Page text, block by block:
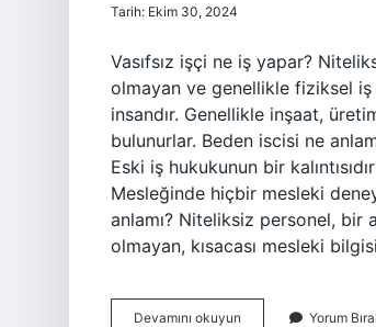
Tarih: Ekim 30, 2024
Vasıfsız işçi ne iş yapar?
olmayan ve genellikle fiziksel
insandır. Genellikle inşaat,
bulunurlar. Beden iscisi ne
Eski iş hukukunun bir
Mesleğinde hiçbir mesleki
anlamı? Niteliksiz personel,
olmayan, kısacası mesleki
Devamını okuyun Yorum